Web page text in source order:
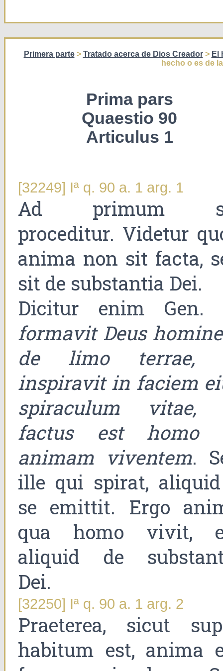
Primera parte> Tratado acerca de Dios Creador> El
hecho o es de
Prima pars
Quaestio 90
Articulus 1
[32249] Iª q. 90 a. 1 arg. 1
Ad primum
proceditur. Videtur
anima non sit facta,
sit de substantia Dei.
Dicitur enim Gen.
formavit Deus
de limo terrae,
inspiravit in faciem
spiraculum vitae,
factus est homo
animam viventem.
ille qui spirat,
se emittit. Ergo
qua homo vivit,
aliquid de
Dei.
[32250] Iª q. 90 a. 1 arg. 2
Praeterea, sicut
habitum est, anima